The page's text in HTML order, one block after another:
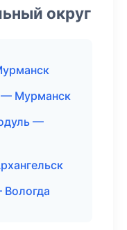
округ
— Мурманск
—